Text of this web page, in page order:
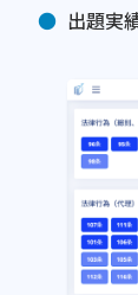
出題実